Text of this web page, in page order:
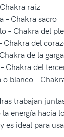
raíz
– Chakra sacro
– Chakra del
Chakra del
de la
Chakra del
o blanco –
trabajan
energía hacia
es ideal para